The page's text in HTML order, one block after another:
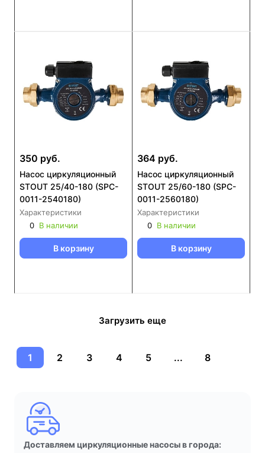
350 руб.
Насос циркуляционный
STOUT 25/40-180 (SPC-
0011-2540180)
Характеристики
0 В наличии
В корзину
364 руб.
Насос циркуляционный
STOUT 25/60-180 (SPC-
0011-2560180)
Характеристики
0 В наличии
В корзину
Загрузить еще
1 2 3 4 5 ... 8
Доставляем циркуляционные насосы в города: